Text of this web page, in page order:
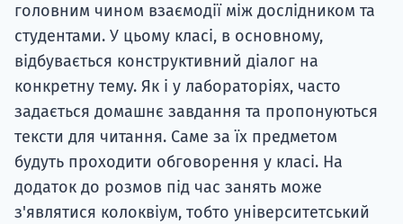
головним чином взаємодії між дослідником та
студентами. У цьому класі, в основному,
відбувається конструктивний діалог на
конкретну тему. Як і у лабораторіях, часто
задається домашнє завдання та пропонуються
тексти для читання. Саме за їх предметом
будуть проходити обговорення у класі. На
додаток до розмов під час занять може
з'являтися колоквіум, тобто університетський